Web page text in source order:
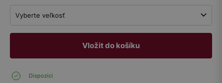
Vyberte veľkosť
Vložit do košíku
Dispozici